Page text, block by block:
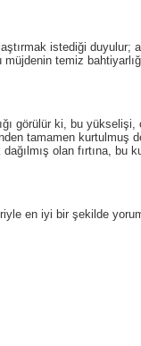
istediği duyulur;
temiz
ki, bu yükselişi,
tamamen kurtulmuş
olan fırtına, bu
en iyi bir şekilde